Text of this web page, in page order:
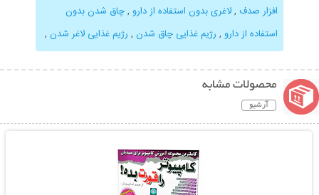
افزار صدف ,لاغری بدون استفاده از دارو ,چاق شدن بدون
استفاده از دارو , رژیم غذایی چاق شدن , رژیم غذایی لاغر شدن ,
محصولات مشابه
آرشیو